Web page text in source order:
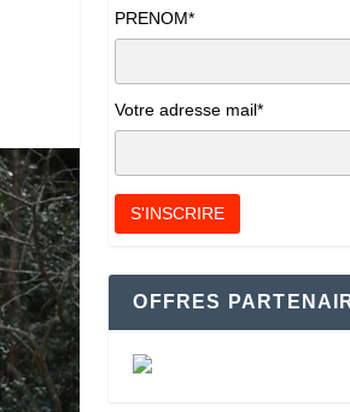
PRENOM*
Votre adresse mail*
OFFRES